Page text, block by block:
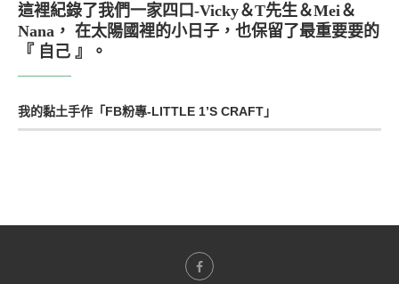
這裡紀錄了我們一家四口-Vicky＆T先生＆Mei＆
Nana， 在太陽國裡的小日子，也保留了最重要要的
『 自己 』。
我的黏土手作「FB粉專-LITTLE 1’S CRAFT」